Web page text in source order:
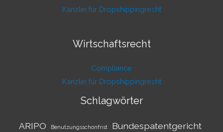
Kanzlei für Dropshippingrecht
Wirtschaftsrecht
Compliance
Kanzlei für Dropshippingrecht
Schlagwörter
ARIPO Benutzungsschonfrist Bundespatentgericht